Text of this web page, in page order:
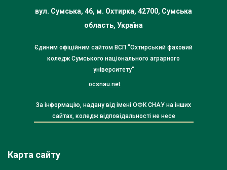
вул. Сумська, 46, м. Охтирка, 42700, Сумська
область, Україна
Єдиним офіційним сайтом ВСП "Охтирський фаховий
коледж Сумського національного аграрного
університету"
ocsnau.net
За інформацію, надану від імені ОФК СНАУ на інших
сайтах, коледж відповідальності не несе
Карта сайту